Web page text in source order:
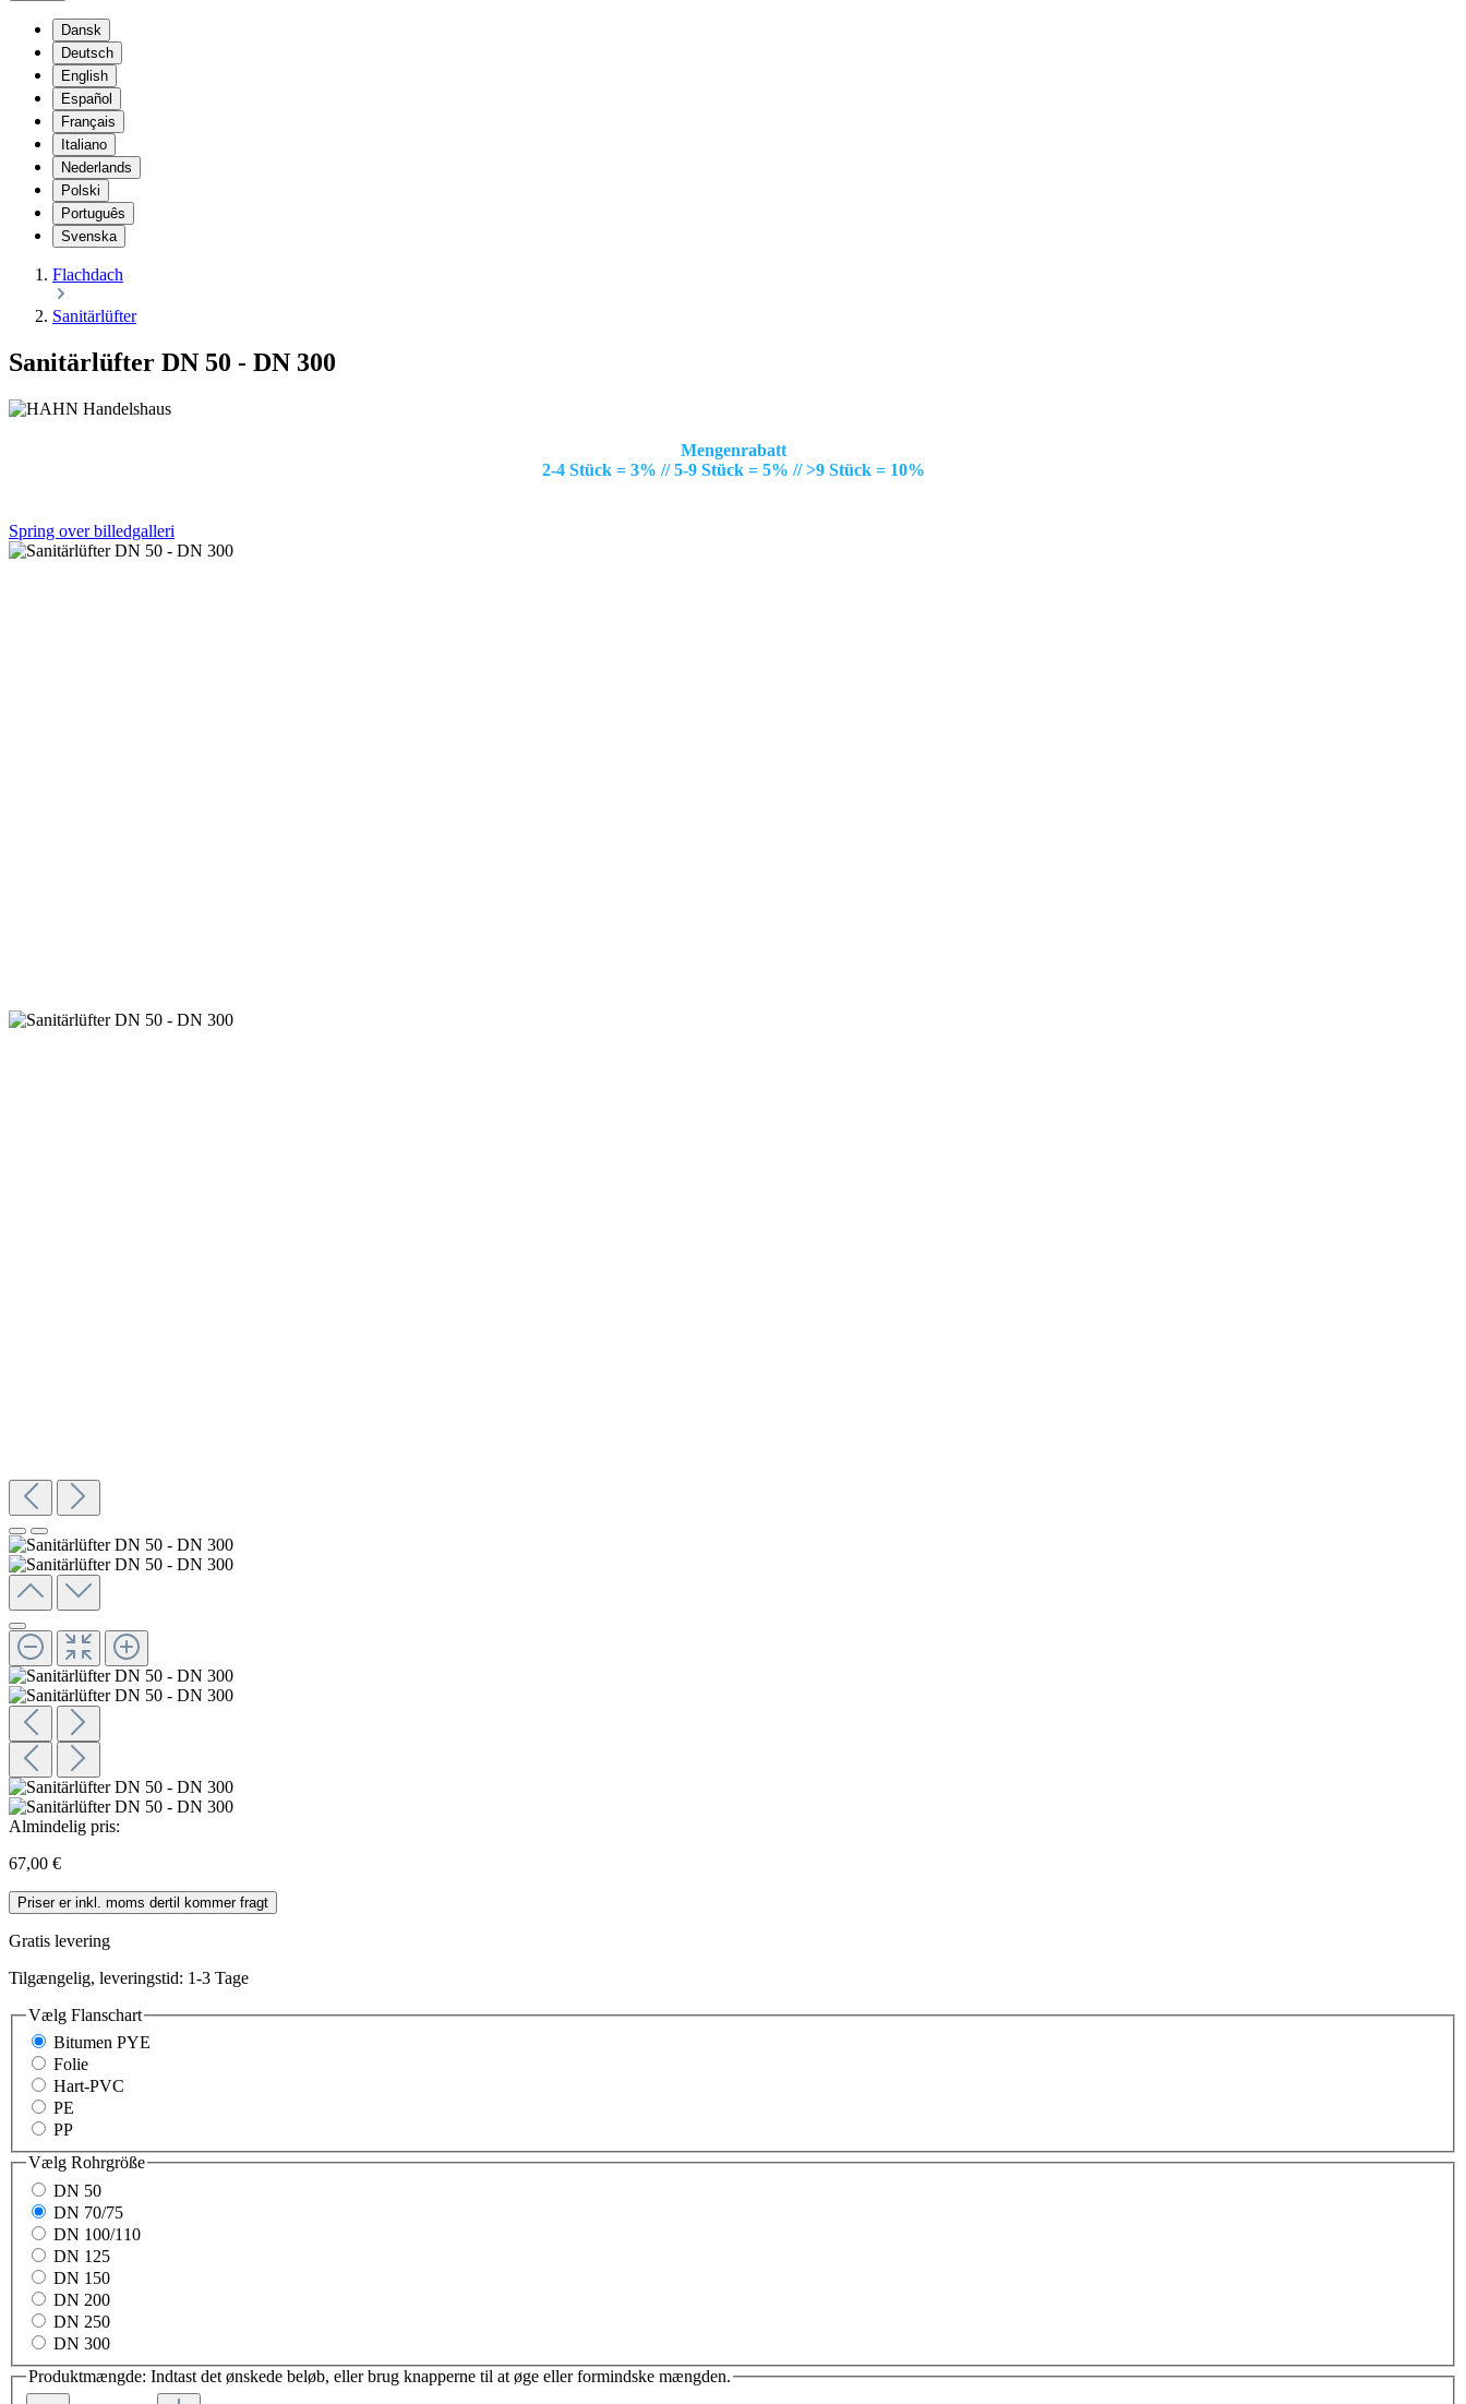
Dansk
Deutsch
English
Español
Français
Italiano
Nederlands
Polski
Português
Svenska
Flachdach
Sanitärlüfter
Sanitärlüfter DN 50 - DN 300
Mengenrabatt
2-4 Stück = 3% // 5-9 Stück = 5% // >9 Stück = 10%
Spring over billedgalleri
Almindelig pris:
67,00 €
Priser er inkl. moms dertil kommer fragt
Gratis levering
Tilgængelig, leveringstid: 1-3 Tage
Vælg Flanschart
Bitumen PYE
Folie
Hart-PVC
PE
PP
Vælg Rohrgröße
DN 50
DN 70/75
DN 100/110
DN 125
DN 150
DN 200
DN 250
DN 300
Produktmængde: Indtast det ønskede beløb, eller brug knapperne til at øge eller formindske mængden.